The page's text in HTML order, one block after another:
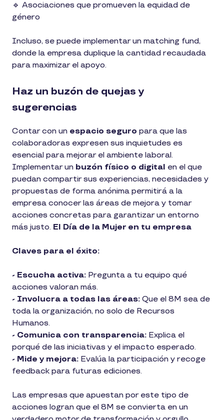
🔹 Asociaciones que promueven la equidad de
género
Incluso, se puede implementar un matching fund,
donde la empresa duplique la cantidad recaudada
para maximizar el apoyo.
Haz un buzón de quejas y
sugerencias
Contar con un espacio seguro para que las
colaboradoras expresen sus inquietudes es
esencial para mejorar el ambiente laboral.
Implementar un buzón físico o digital en el que
puedan compartir sus experiencias, necesidades y
propuestas de forma anónima permitirá a la
empresa conocer las áreas de mejora y tomar
acciones concretas para garantizar un entorno
más justo. El Día de la Mujer en tu empresa
Claves para el éxito:
- Escucha activa: Pregunta a tu equipo qué
acciones valoran más.
- Involucra a todas las áreas: Que el 8M sea de
toda la organización, no solo de Recursos
Humanos.
- Comunica con transparencia: Explica el
porqué de las iniciativas y el impacto esperado.
- Mide y mejora: Evalúa la participación y recoge
feedback para futuras ediciones.
Las empresas que apuestan por este tipo de
acciones logran que el 8M se convierta en un